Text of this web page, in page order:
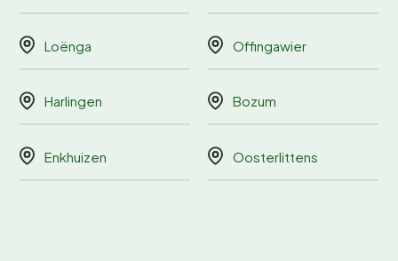
Loënga Offingawier
Harlingen Bozum
Enkhuizen Oosterlittens